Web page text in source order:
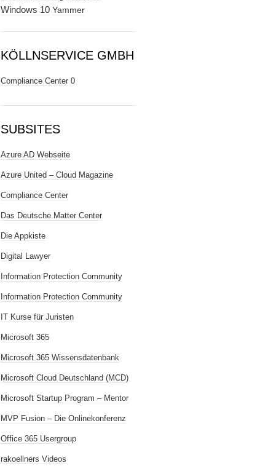
Windows 10 Yammer
KÖLLNSERVICE GMBH
Compliance Center 0
SUBSITES
Azure AD Webseite
Azure United – Cloud Magazine
Compliance Center
Das Deutsche Matter Center
Die Appkiste
Digital Lawyer
Information Protection Community
Information Protection Community
IT Kurse für Juristen
Microsoft 365
Microsoft 365 Wissensdatenbank
Microsoft Cloud Deutschland (MCD)
Microsoft Startup Program – Mentor
MVP Fusion – Die Onlinekonferenz
Office 365 Usergroup
rakoellners Videos